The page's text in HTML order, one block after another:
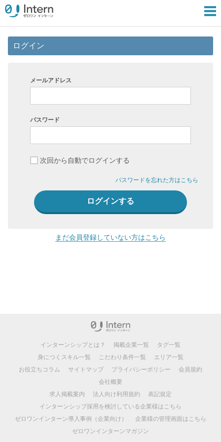
ログイン
メールアドレス
パスワード
次回から自動でログインする
パスワードを忘れた方はこちら
まだ会員登録していない方はこちら
インターンシップとは？ 掲載企業一覧
タグ一覧
身につくスキル一覧
こだわり条件一覧
エリア一覧
お役立ちコラム
サイトマップ プライバシーポリシー
会員規約
会社概要
求人掲載案内
法人向け利用規約
表記規定
インターンシップ採用を検討している企業様はこちら
ゼロワンインターン導入事例（企業向け）
企業様の管理画面はこちら
ゼロワンインターンマガジン